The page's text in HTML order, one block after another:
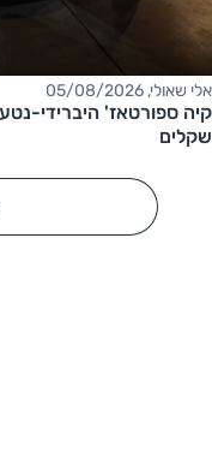
אלי שאולי, 05/08/2026
שקלים